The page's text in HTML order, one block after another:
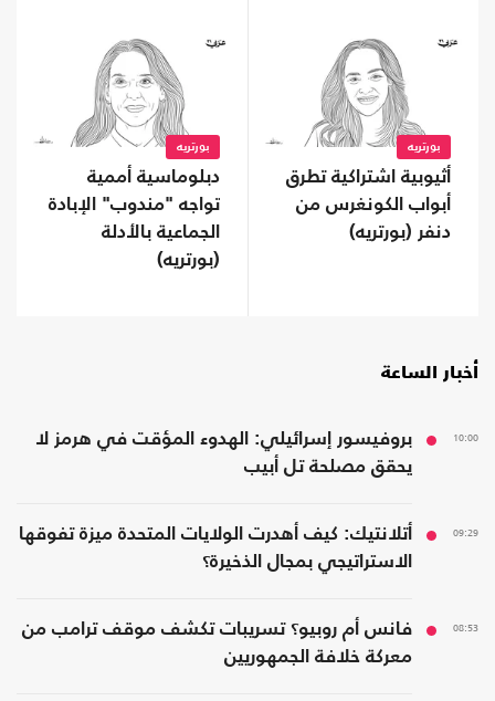
بورتريه
أثيوبية اشتراكية تطرق
أبواب الكونغرس من
دنفر (بورتريه)
بورتريه
دبلوماسية أممية
تواجه "مندوب" الإبادة
الجماعية بالأدلة
(بورتريه)
أخبار الساعة
10:00
بروفيسور إسرائيلي: الهدوء المؤقت في هرمز لا
يحقق مصلحة تل أبيب
09:29
أتلانتيك: كيف أهدرت الولايات المتحدة ميزة تفوقها
الاستراتيجي بمجال الذخيرة؟
08:53
فانس أم روبيو؟ تسريبات تكشف موقف ترامب من
معركة خلافة الجمهوريين